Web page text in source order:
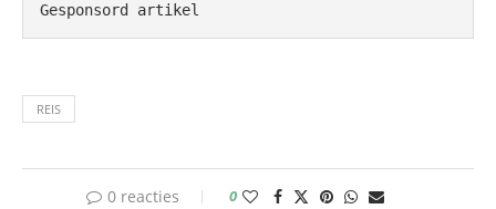
Gesponsord artikel
REIS
0 reacties 0